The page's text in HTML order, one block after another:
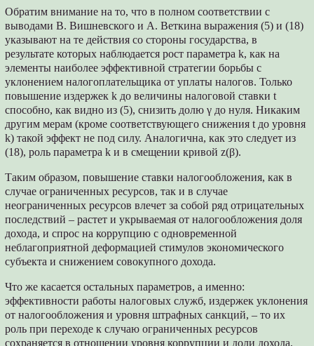
Обратим внимание на то, что в полном соответствии с
выводами В. Вишневского и А. Веткина выражения (5) и (18)
указывают на те действия со стороны государства, в
результате которых наблюдается рост параметра k, как на
элементы наиболее эффективной стратегии борьбы с
уклонением налогоплательщика от уплаты налогов. Только
повышение издержек k до величины налоговой ставки t
способно, как видно из (5), снизить долю γ до нуля. Никаким
другим мерам (кроме соответствующего снижения t до уровня
k) такой эффект не под силу. Аналогична, как это следует из
(18), роль параметра k и в смещении кривой z(β).
Таким образом, повышение ставки налогообложения, как в
случае ограниченных ресурсов, так и в случае
неограниченных ресурсов влечет за собой ряд отрицательных
последствий – растет и укрываемая от налогообложения доля
дохода, и спрос на коррупцию с одновременной
неблагоприятной деформацией стимулов экономического
субъекта и снижением совокупного дохода.
Что же касается остальных параметров, а именно:
эффективности работы налоговых служб, издержек уклонения
от налогообложения и уровня штрафных санкций, – то их
роль при переходе к случаю ограниченных ресурсов
сохраняется в отношении уровня коррупции и доли дохода,